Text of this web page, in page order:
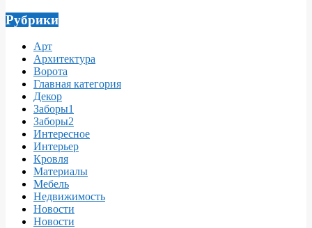
Рубрики
Арт
Архитектура
Ворота
Главная категория
Декор
Заборы1
Заборы2
Интересное
Интерьер
Кровля
Материалы
Мебель
Недвижимость
Новости
Новости